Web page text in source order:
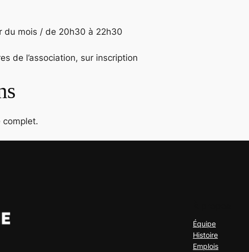
du mois / de 20h30 à 22h30
de l’association, sur inscription
complet.
Équipe
Histoire
Emplois